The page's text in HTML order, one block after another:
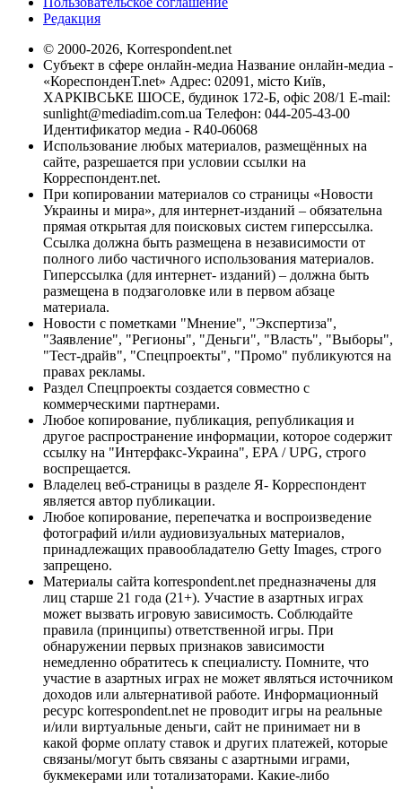
Редакция
© 2000-2026, Korrespondent.net
Субъект в сфере онлайн-медиа Название онлайн-медиа -
«КореспонденТ.net» Адрес: 02091, місто Київ,
ХАРКІВСЬКЕ ШОСЕ, будинок 172-Б, офіс 208/1 E-mail:
sunlight@mediadim.com.ua Телефон: 044-205-43-00
Идентификатор медиа - R40-06068
Использование любых материалов, размещённых на
сайте, разрешается при условии ссылки на
Корреспондент.net.
При копировании материалов со страницы «Новости
Украины и мира», для интернет-изданий – обязательна
прямая открытая для поисковых систем гиперссылка.
Ссылка должна быть размещена в независимости от
полного либо частичного использования материалов.
Гиперссылка (для интернет- изданий) – должна быть
размещена в подзаголовке или в первом абзаце
материала.
Новости с пометками "Мнение", "Экспертиза",
"Заявление", "Регионы", "Деньги", "Власть", "Выборы",
"Тест-драйв", "Спецпроекты", "Промо" публикуются на
правах рекламы.
Раздел Спецпроекты создается совместно с
коммерческими партнерами.
Любое копирование, публикация, републикация и
другое распространение информации, которое содержит
ссылку на "Интерфакс-Украина", EPA / UPG, строго
воспрещается.
Владелец веб-страницы в разделе Я- Корреспондент
является автор публикации.
Любое копирование, перепечатка и воспроизведение
фотографий и/или аудиовизуальных материалов,
принадлежащих правообладателю Getty Images, строго
запрещено.
Материалы сайта korrespondent.net предназначены для
лиц старше 21 года (21+). Участие в азартных играх
может вызвать игровую зависимость. Соблюдайте
правила (принципы) ответственной игры. При
обнаружении первых признаков зависимости
немедленно обратитесь к специалисту. Помните, что
участие в азартных играх не может являться источником
доходов или альтернативой работе. Информационный
ресурс korrespondent.net не проводит игры на реальные
и/или виртуальные деньги, сайт не принимает ни в
какой форме оплату ставок и других платежей, которые
связаны/могут быть связаны с азартными играми,
букмекерами или тотализаторами. Какие-либо